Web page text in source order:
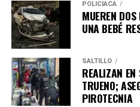
En el evento estuvieron
Carrales, Oficial Mayor de la
Coahuila; Ignacio Castillo
Vinculación y Servicios
Educación del Gobierno del
González, directora del
POLICÍACA
MUEREN
UNA BEBÉ
SALTILLO
REALIZAN EN
TRUENO;
PIROTECNIA